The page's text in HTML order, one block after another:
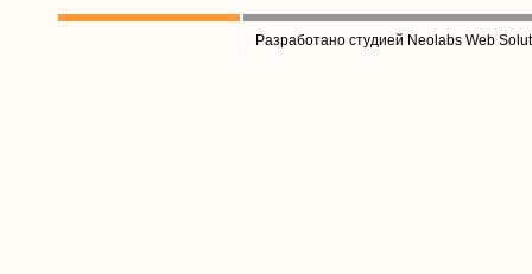
Разработано студией Neolabs Web